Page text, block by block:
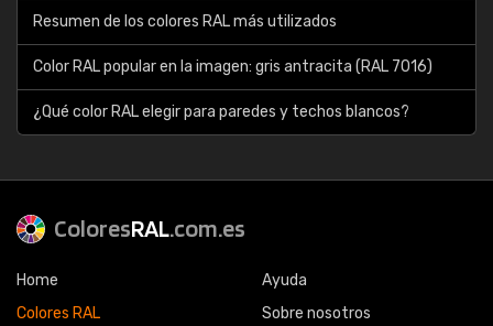
Resumen de los colores RAL más utilizados
Color RAL popular en la imagen: gris antracita (RAL 7016)
¿Qué color RAL elegir para paredes y techos blancos?
ColoresRAL.com.es
Home
Colores RAL
Ayuda
Sobre nosotros